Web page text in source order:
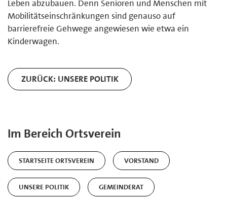
Leben abzubauen. Denn Senioren und Menschen mit
Mobilitätseinschränkungen sind genauso auf
barrierefreie Gehwege angewiesen wie etwa ein
Kinderwagen.
ZURÜCK: UNSERE POLITIK
Im Bereich Ortsverein
STARTSEITE ORTSVEREIN VORSTAND
UNSERE POLITIK GEMEINDERAT